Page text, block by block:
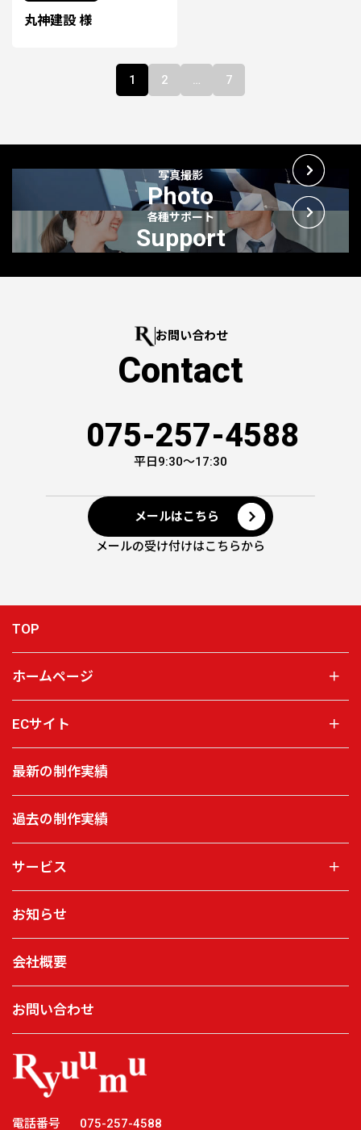
丸神建設 様
1 2 7
写真撮影
Photo
各種サポート
Support
お問い合わせ
Contact
075-257-4588
平日9:30～17:30
メールはこちら
メールの受け付けはこちらから
TOP
ホームページ ＋
ECサイト ＋
最新の制作実績
過去の制作実績
サービス ＋
お知らせ
会社概要
お問い合わせ
電話番号 075-257-4588